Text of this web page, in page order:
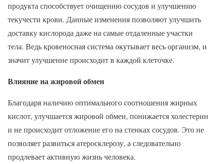
продукта способствует очищению сосудов и улучшению
текучести крови. Данные изменения позволяют улучшить
доставку кислорода даже на самые отдаленные участки
тела. Ведь кровеносная система окутывает весь организм, и
значит улучшение происходит в каждой клеточке.
Влияние на жировой обмен
Благодаря наличию оптимального соотношения жирных
кислот, улучшается жировой обмен, понижается холестерин
и не происходит отложение его на стенках сосудов. Это не
позволяет развиться атеросклерозу, а следовательно
продлевает активную жизнь человека.